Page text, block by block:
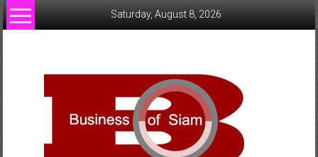
Skip
to
Saturday, August 8, 2026